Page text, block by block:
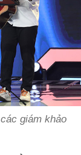
giám khảo